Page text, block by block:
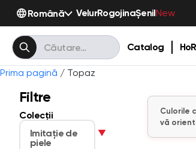
Română VelurRogojinaȘenilNew
Catalog
Prima pagină / Topaz
Filtre
Colecții
Imitaţie de
piele
▼
Culorile
vă